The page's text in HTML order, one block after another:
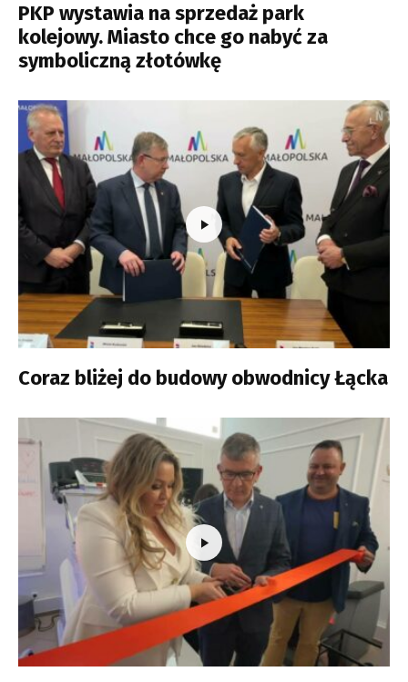
PKP wystawia na sprzedaż park
kolejowy. Miasto chce go nabyć za
symboliczną złotówkę
Coraz bliżej do budowy obwodnicy Łącka